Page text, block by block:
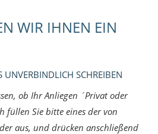
WIR IHNEN EIN
UNVERBINDLICH SCHREIBEN
ob Ihr Anliegen ´Privat oder
füllen Sie bitte eines der von
aus, und drücken anschließend